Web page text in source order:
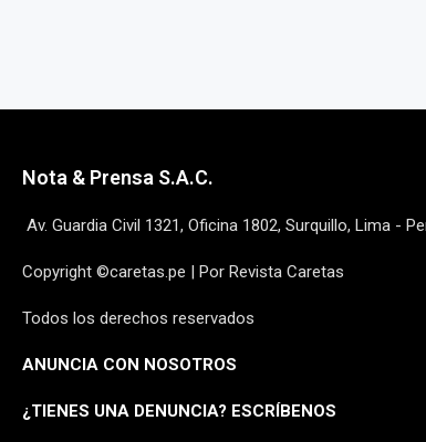
Nota & Prensa S.A.C.
Av. Guardia Civil 1321, Oficina 1802, Surquillo, Lima -
Copyright ©caretas.pe | Por Revista Caretas
Todos los derechos reservados
ANUNCIA CON NOSOTROS
¿TIENES UNA DENUNCIA? ESCRÍBENOS